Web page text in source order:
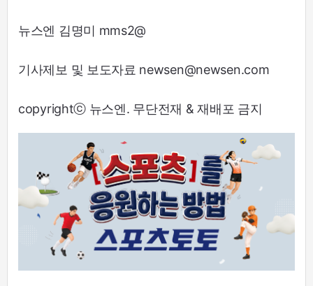
뉴스엔 김명미 mms2@
기사제보 및 보도자료 newsen@newsen.com
copyrightⓒ 뉴스엔. 무단전재 & 재배포 금지